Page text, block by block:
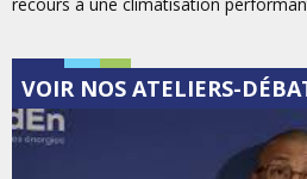
VOIR NOS ATELIERS-